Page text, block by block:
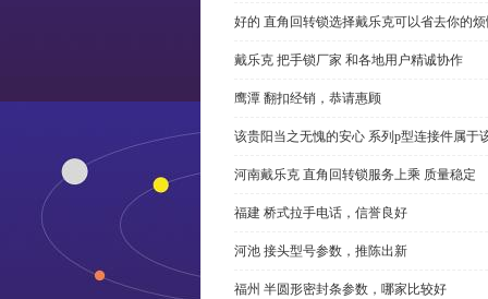
好的 直角回转锁选择戴乐克可以省去你的
戴乐克 把手锁厂家 和各地用户精诚协作
鹰潭 翻扣经销，恭请惠顾
该贵阳当之无愧的安心 系列p型连接件属于
河南戴乐克 直角回转锁服务上乘 质量稳定
福建 桥式拉手电话，信誉良好
河池 接头型号参数，推陈出新
福州 半圆形密封条参数，哪家比较好